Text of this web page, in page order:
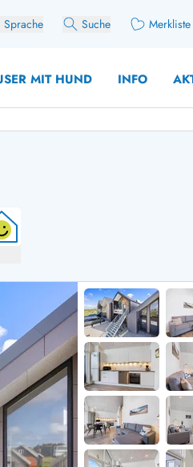
Sprache Suche Merkliste
MIT HUND INFO
Ferienhaus für
Ferienhäuser im
Ferienhäuser im
Ferienhäuser im
Ferienhäuser im
Ferienhäuser über
Ferienhäuser über